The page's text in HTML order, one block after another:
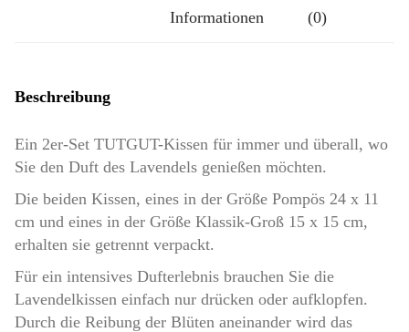
Lavendel
Menge
Informationen
(0)
Beschreibung
Ein 2er-Set TUTGUT-Kissen für immer und überall, wo
Sie den Duft des Lavendels genießen möchten.
Die beiden Kissen, eines in der Größe Pompös 24 x 11
cm und eines in der Größe Klassik-Groß 15 x 15 cm,
erhalten sie getrennt verpackt.
Für ein intensives Dufterlebnis brauchen Sie die
Lavendelkissen einfach nur drücken oder aufklopfen.
Durch die Reibung der Blüten aneinander wird das